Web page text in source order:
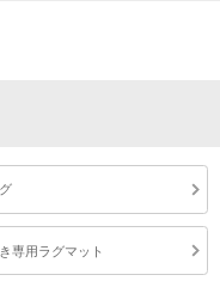
専用ラグマット